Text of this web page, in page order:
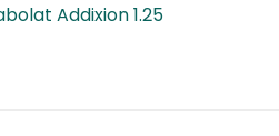
Addixion 1.25